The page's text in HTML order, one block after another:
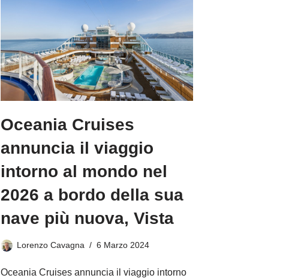
Oceania Cruises
annuncia il viaggio
intorno al mondo nel
2026 a bordo della sua
nave più nuova, Vista
Lorenzo Cavagna 6 Marzo 2024
Oceania Cruises annuncia il viaggio intorno